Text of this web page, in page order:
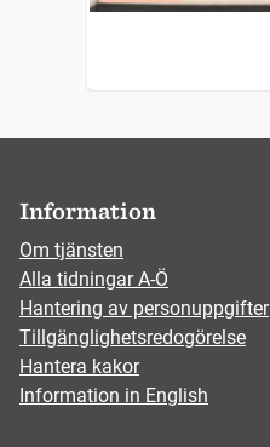
Information
Om tjänsten
Alla tidningar A-Ö
Hantering av personuppgifter
Tillgänglighetsredogörelse
Hantera kakor
Information in English